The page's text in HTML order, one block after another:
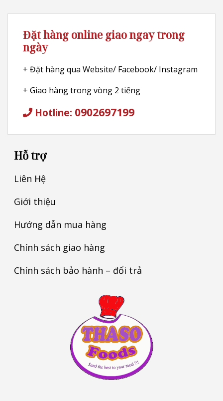
Đặt hàng online giao ngay trong
ngày
+ Đặt hàng qua Website/ Facebook/ Instagram
+ Giao hàng trong vòng 2 tiếng
Hotline: 0902697199
Hỗ trợ
Liên Hệ
Giới thiệu
Hướng dẫn mua hàng
Chính sách giao hàng
Chính sách bảo hành – đổi trả